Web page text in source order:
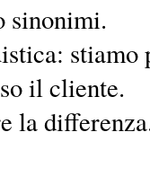
sinonimi.
stiamo
il cliente.
la